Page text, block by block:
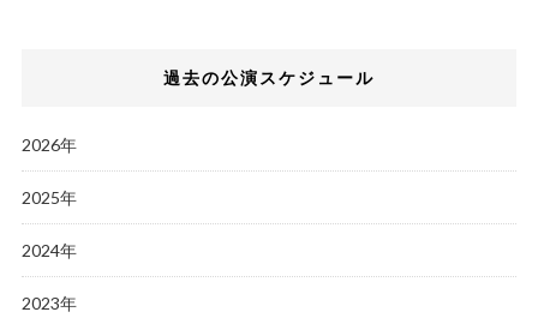
過去の公演スケジュール
2026年
2025年
2024年
2023年